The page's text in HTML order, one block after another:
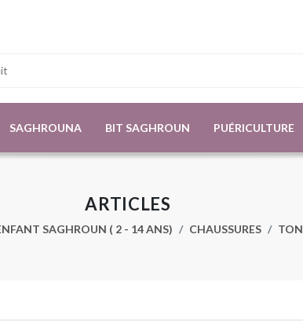
SAGHROUNA BIT SAGHROUN PUÉRICULTURE
ARTICLES
SAGHROUN ( 2 - 14 ANS) CHAUSSURES